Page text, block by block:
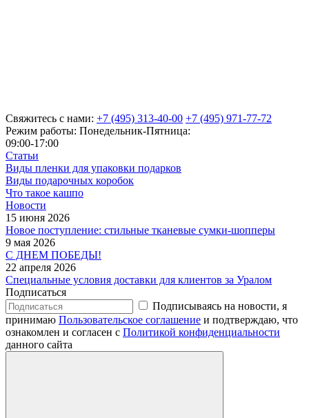
Свяжитесь с нами: +7 (495) 313-40-00 +7 (495) 971-77-72
Режим работы: Понедельник-Пятница:
09:00-17:00
Статьи
Виды пленки для упаковки подарков
Виды подарочных коробок
Что такое кашпо
Новости
15 июня 2026
Новое поступление: стильные тканевые сумки-шопперы
9 мая 2026
С ДНЕМ ПОБЕДЫ!
22 апреля 2026
Специальные условия доставки для клиентов за Уралом
Подписаться
Подписываясь на новости, я
принимаю Пользовательское соглашение и подтверждаю, что
ознакомлен и согласен с Политикой конфиденциальности
данного сайта